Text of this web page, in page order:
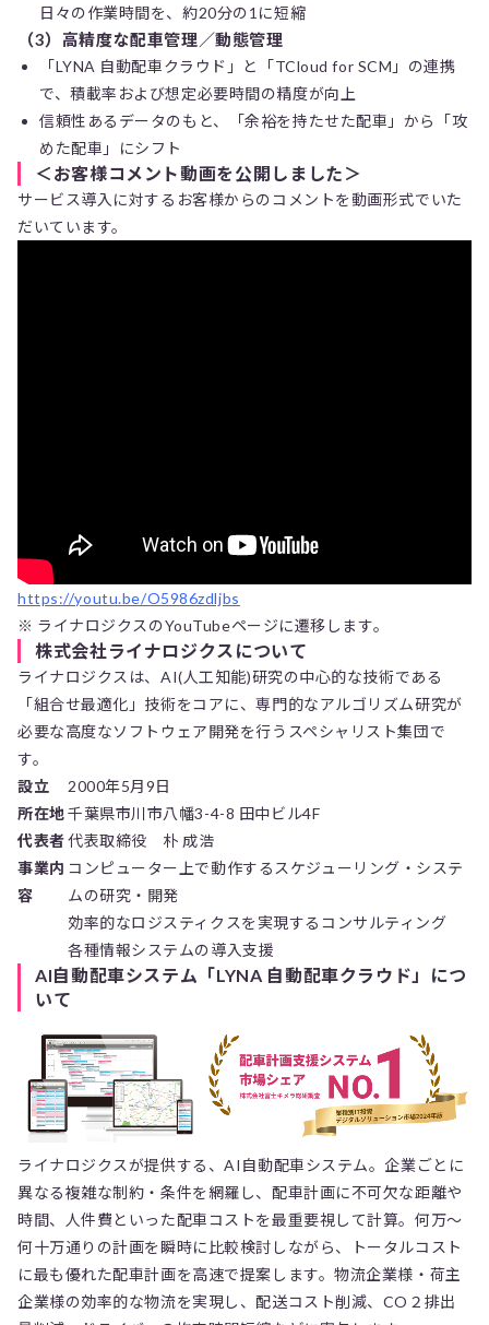
日々の作業時間を、約20分の1に短縮
（3）高精度な配車管理／動態管理
「LYNA 自動配車クラウド」と「TCloud for SCM」の連携
で、積載率および想定必要時間の精度が向上
信頼性あるデータのもと、「余裕を持たせた配車」から「攻
めた配車」にシフト
＜お客様コメント動画を公開しました＞
サービス導入に対するお客様からのコメントを動画形式でいた
だいています。
https://youtu.be/O5986zdljbs
※ ライナロジクスのYouTubeページに遷移します。
株式会社ライナロジクスについて
ライナロジクスは、AI(人工知能)研究の中心的な技術である
「組合せ最適化」技術をコアに、専門的なアルゴリズム研究が
必要な高度なソフトウェア開発を行うスペシャリスト集団で
す。
設立
2000年5月9日
所在地千葉県市川市八幡3-4-8 田中ビル4F
代表者代表取締役 朴 成浩
事業内
容
コンピューター上で動作するスケジューリング・システ
ムの研究・開発
効率的なロジスティクスを実現するコンサルティング
各種情報システムの導入支援
AI自動配車システム「LYNA 自動配車クラウド」につ
いて
ライナロジクスが提供する、AI自動配車システム。企業ごとに
異なる複雑な制約・条件を網羅し、配車計画に不可欠な距離や
時間、人件費といった配車コストを最重要視して計算。何万〜
何十万通りの計画を瞬時に比較検討しながら、トータルコスト
に最も優れた配車計画を高速で提案します。物流企業様・荷主
企業様の効率的な物流を実現し、配送コスト削減、CO２排出